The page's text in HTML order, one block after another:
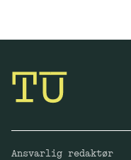
Ansvarlig redaktør